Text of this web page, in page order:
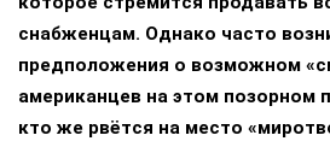
снабженцам. Однако часто
предположения о возможном
американцев на этом позорном
кто же рвётся на место